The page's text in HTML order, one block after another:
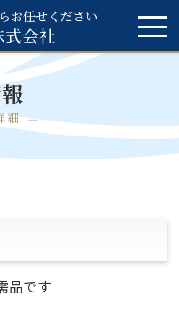
お任せください
式会社
細
品です